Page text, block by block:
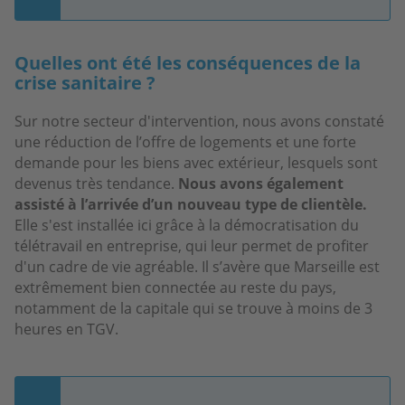
Quelles ont été les conséquences de la
crise sanitaire ?
Sur notre secteur d'intervention, nous avons constaté
une réduction de l’offre de logements et une forte
demande pour les biens avec extérieur, lesquels sont
devenus très tendance. Nous avons également
assisté à l’arrivée d’un nouveau type de clientèle.
Elle s'est installée ici grâce à la démocratisation du
télétravail en entreprise, qui leur permet de profiter
d'un cadre de vie agréable. Il s’avère que Marseille est
extrêmement bien connectée au reste du pays,
notamment de la capitale qui se trouve à moins de 3
heures en TGV.